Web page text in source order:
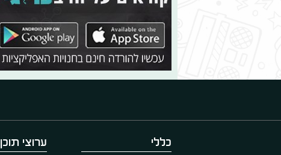
כללי ערוצי תוכן